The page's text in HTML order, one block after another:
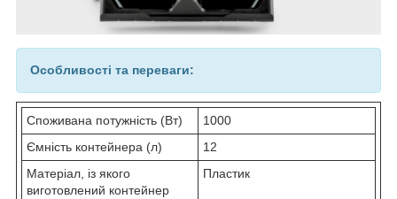
Особливості та переваги:
Споживана потужність (Вт)
1000
Ємність контейнера (л)
12
Матеріал, із якого
виготовлений контейнер
Пластик